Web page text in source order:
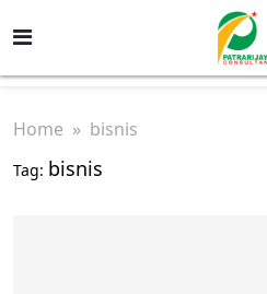
Home » bisnis
Tag: bisnis